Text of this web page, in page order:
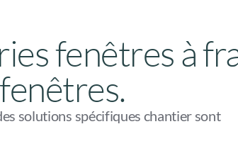
fenêtres à
solutions spécifiques chantier sont